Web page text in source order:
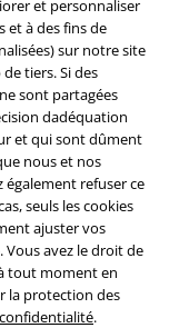
et personnaliser
et à des fins de
sur notre site
tiers. Si des
sont partagées
dadéquation
et qui sont dûment
nous et nos
également refuser ce
seuls les cookies
ajuster vos
Vous avez le droit de
tout moment en
la protection des
.